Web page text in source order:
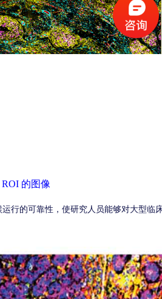
ROI 的图像
运行的可靠性，使研究人员能够对大型